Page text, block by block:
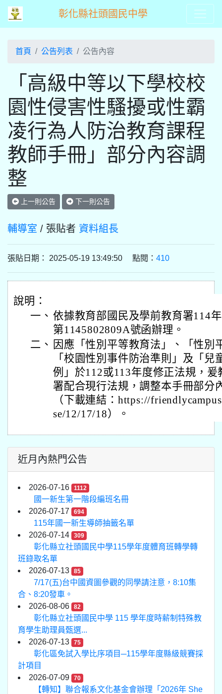
彰化縣社頭國民中學
首頁 公告列表 公告內容
「高級中等以下學校校
園性侵害性騷擾或性霸
凌行為人防治教育課程
教師手冊」部分內容調
整
上一則公告 下一則公告
輔導室 / 張貼者 資料組長
張貼日期： 2025-05-19 13:49:50 點閱： 410
說明：
一、 依據教育部國民及學前教育署114
第1145802809A號函辦理。
二、 因應「性別平等教育法」、「性別
「校園性別事件防治準則」及「兒
例」於112或113年度修正法規，
署配合現行法規，調整本手冊部分
（下載連結：https://
se/12/17/18）。
近月內熱門公告
2026-07-16 1112
國一新生第一階段編班名冊
2026-07-17
694
115年國一新生導師抽籤名單
2026-07-14
309
彰化縣立社頭國民中學115學年度體育班轉學轉
班錄取名單
2026-07-13
85
7/17(五)台中國資圖參觀的同學請注意，8:10集
合、8:20發車。
2026-08-06
82
彰化縣立社頭國民中學 115 學年度時薪制特殊教
育學生助理員甄選...
2026-07-13
75
彰化區免試入學比序項目─115學年度縣級競賽採
計項目
2026-07-09
70
【轉知】聯合報系文化基金會辦理「2026年 She